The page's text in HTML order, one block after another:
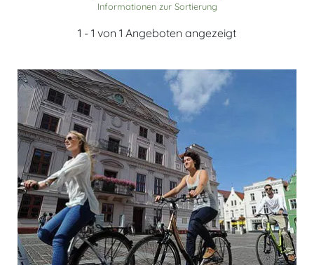
Informationen zur Sortierung
1 - 1 von 1 Angeboten angezeigt